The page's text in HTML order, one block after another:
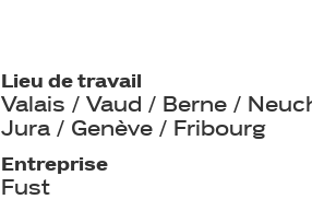
Lieu de travail
Valais / Vaud / Berne /
Jura / Genève / Fribourg
Entreprise
Fust